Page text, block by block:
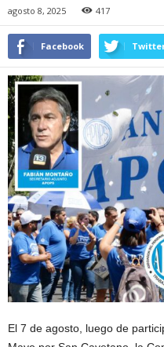
agosto 8, 2025 417
Facebook
El 7 de agosto, luego de